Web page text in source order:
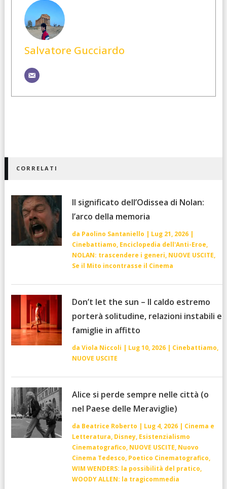
Salvatore Gucciardo
CORRELATI
Il significato dell’Odissea di Nolan:
l’arco della memoria
da Paolino Santaniello | Lug 21, 2026|
Cinebattiamo, Enciclopedia dell'Anti-Eroe,
NOLAN: trascendere i generi, NUOVE USCITE,
Se il Mito incontrasse il Cinema
Don’t let the sun – Il caldo estremo
porterà solitudine, relazioni instabili e
famiglie in affitto
da Viola Niccoli | Lug 10, 2026| Cinebattiamo,
NUOVE USCITE
Alice si perde sempre nelle città (o
nel Paese delle Meraviglie)
da Beatrice Roberto | Lug 4, 2026| Cinema e
Letteratura, Disney, Esistenzialismo
Cinematografico, NUOVE USCITE, Nuovo
Cinema Tedesco, Poetico Cinematografico,
WIM WENDERS: la possibilità del pratico,
WOODY ALLEN: la tragicommedia